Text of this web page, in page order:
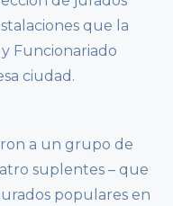
que la
Funcionariado
ciudad.
a un grupo de
suplentes – que
populares en